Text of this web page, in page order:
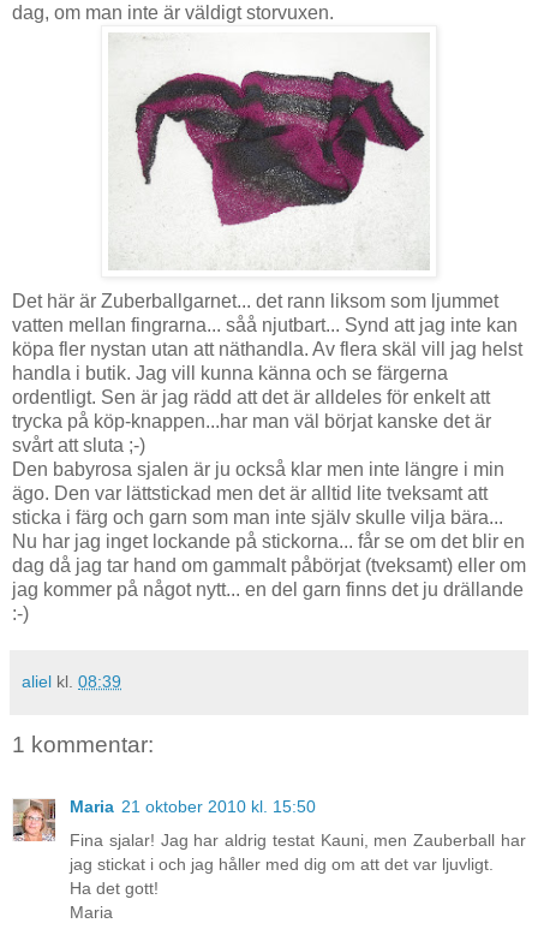
dag, om man inte är väldigt storvuxen.
Det här är Zuberballgarnet... det rann liksom som ljummet
vatten mellan fingrarna... såå njutbart... Synd att jag inte kan
köpa fler nystan utan att näthandla. Av flera skäl vill jag helst
handla i butik. Jag vill kunna känna och se färgerna
ordentligt. Sen är jag rädd att det är alldeles för enkelt att
trycka på köp-knappen...har man väl börjat kanske det är
svårt att sluta ;-)
Den babyrosa sjalen är ju också klar men inte längre i min
ägo. Den var lättstickad men det är alltid lite tveksamt att
sticka i färg och garn som man inte själv skulle vilja bära...
Nu har jag inget lockande på stickorna... får se om det blir en
dag då jag tar hand om gammalt påbörjat (tveksamt) eller om
jag kommer på något nytt... en del garn finns det ju drällande
:-)
aliel kl. 08:39
1 kommentar:
Maria 21 oktober 2010 kl. 15:50
Fina sjalar! Jag har aldrig testat Kauni, men Zauberball har
jag stickat i och jag håller med dig om att det var ljuvligt.
Ha det gott!
Maria